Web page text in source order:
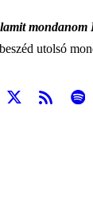
mondanom
utolsó